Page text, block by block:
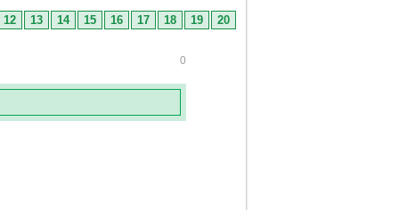
12 13 14 15 16 17 18 19 20
0